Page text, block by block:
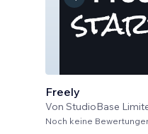
Freely
Von StudioBase
Noch keine